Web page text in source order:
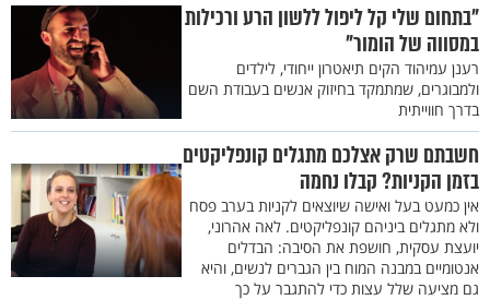
"בתחום שלי קל ליפול ללשון הרע ורכילות
במסווה של הומור"
רענן עמיהוד הקים תיאטרון ייחודי, לילדים
ולמבוגרים, שמתמקד בחיזוק אנשים בעבודת השם
בדרך חווייתית
חשבתם שרק אצלכם מתגלים קונפליקטים
בזמן הקניות? קבלו נחמה
אין כמעט בעל ואישה שיוצאים לקניות בערב פסח
ולא מתגלים ביניהם קונפליקטים. לאה אהרוני,
יועצת עסקית, חושפת את הסיבה: הבדלים
אנטומיים במבנה המוח בין הגברים לנשים, והיא
גם מציעה שלל עצות כדי להתגבר על כך